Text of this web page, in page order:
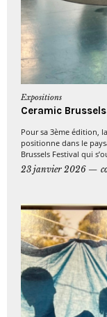
Expositions
Ceramic
Pour sa 3ème édition,
positionne dans le
Brussels Festival qui
23 janvier 2026